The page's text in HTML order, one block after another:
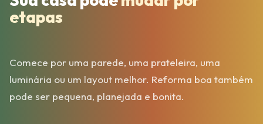
etapas
Comece por uma parede, uma prateleira, uma
luminária ou um layout melhor. Reforma boa também
pode ser pequena, planejada e bonita.